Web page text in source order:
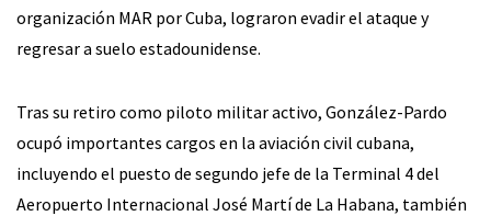
organización MAR por Cuba, lograron evadir el ataque y
regresar a suelo estadounidense.
Tras su retiro como piloto militar activo, González-Pardo
ocupó importantes cargos en la aviación civil cubana,
incluyendo el puesto de segundo jefe de la Terminal 4 del
Aeropuerto Internacional José Martí de La Habana, también